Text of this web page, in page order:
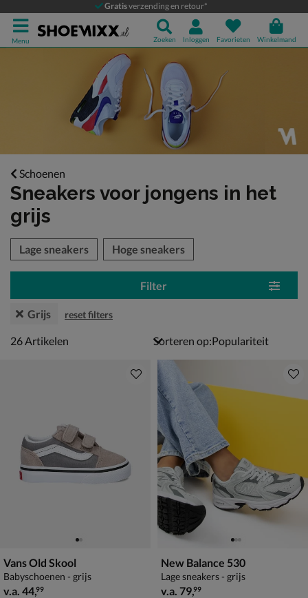
Gratisverzending en retour*
Menu Zoeken Inloggen Favorieten Winkelmand
Schoenen
Sneakers voor jongens in het
grijs
over
Lage sneakers Hoge sneakers
Filter
Grijs reset filters
26 artikelen
26 Artikelen Sorteren op:
Vans Old Skool
Babyschoenen - grijs
vanaf € 44,99
v.a. 44,99
New Balance 530
Lage sneakers - grijs
vanaf € 79,99
v.a. 79,99